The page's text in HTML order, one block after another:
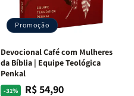
Promoção
Devocional Café com Mulheres
da Bíblia | Equipe Teológica
Penkal
-31%
Preço
PreçoR$ 54,90